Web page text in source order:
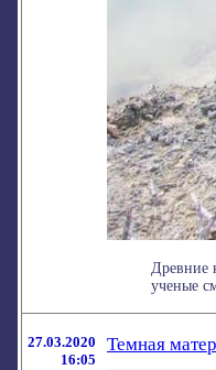
Древние
ученые
27.03.2020
16:05
Темная